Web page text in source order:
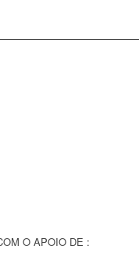
O APOIO DE :